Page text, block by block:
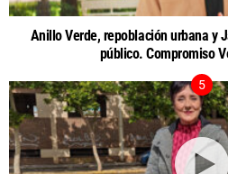
Anillo Verde, repoblación urbana y
público. Compromiso